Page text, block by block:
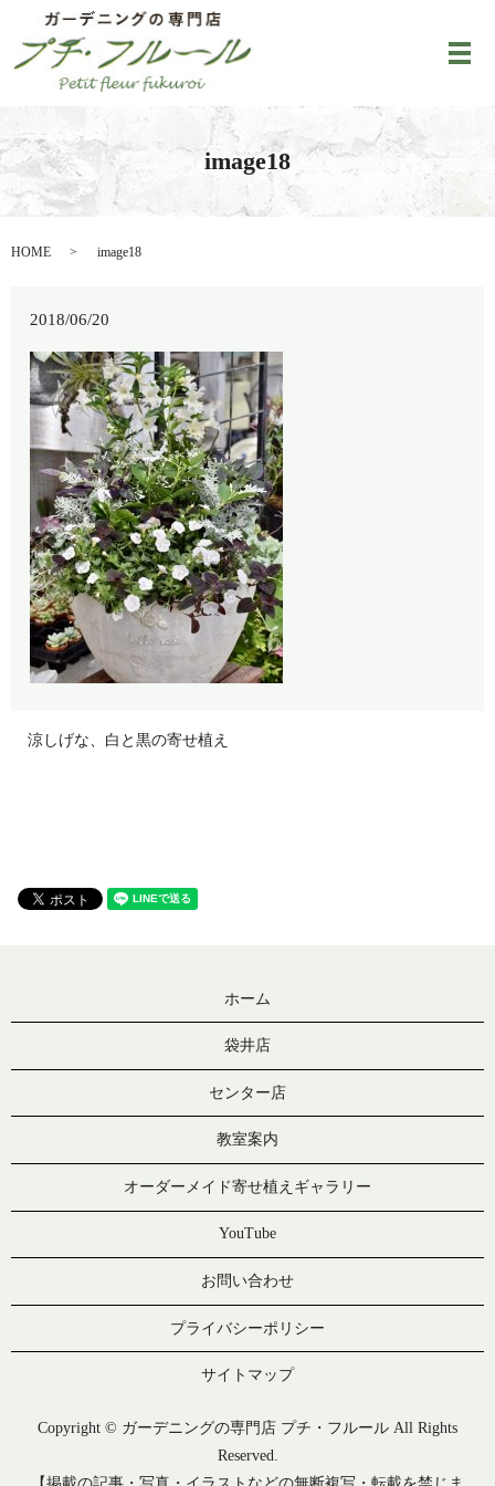
メ
image18
HOME image18
2018/06/20
涼しげな、白と黒の寄せ植え
ホーム
袋井店
センター店
教室案内
オーダーメイド寄せ植えギャラリー
YouTube
お問い合わせ
プライバシーポリシー
サイトマップ
Copyright © ガーデニングの専門店 プチ・フルール All Rights
Reserved.